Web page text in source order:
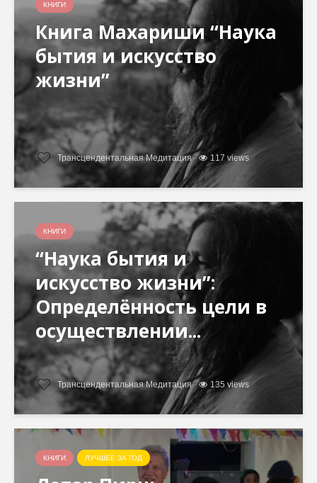
КНИГИ
Книга Махариши “Наука
бытия и искусство
жизни”
Трансцендентальная Медитация 117 views
КНИГИ
“Наука бытия и
искусство жизни”:
Определённость цели в
осуществлении...
Трансцендентальная Медитация 135 views
КНИГИ ЛУЧШЕЕ ЗА ГОД